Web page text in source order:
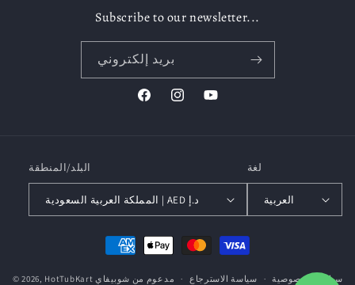
Subscribe to our newsletter...
بريد إلكتروني
فيسبوكانستغرام
موقع
البلد/المنطقة
المملكة العربية السعودية | AED د.إ
لغة
العربية
طرق
الدفع
© 2026, HotTubKart مدعوم من شوبيفاي سياسة الاسترجاع سياسة الخصوصية